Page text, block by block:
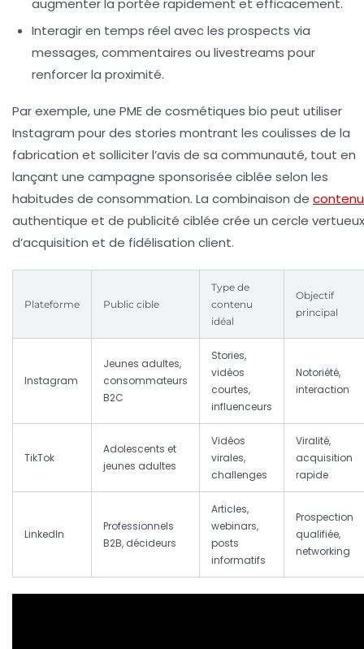
augmenter la portée rapidement et efficacement.
Interagir en temps réel avec les prospects via
messages, commentaires ou livestreams pour
renforcer la proximité.
Par exemple, une PME de cosmétiques bio peut utiliser
Instagram pour des stories montrant les coulisses de la
fabrication et solliciter l’avis de sa communauté, tout en
lançant une campagne sponsorisée ciblée selon les
habitudes de consommation. La combinaison de contenu
authentique et de publicité ciblée crée un cercle vertueux
d’acquisition et de fidélisation client.
Plateforme Public cible
Type de
contenu
idéal
Objectif
principal
Instagram
Jeunes adultes,
consommateurs
B2C
Stories,
vidéos
courtes,
influenceurs
Notoriété,
interaction
TikTok
Adolescents et
jeunes adultes
Vidéos
virales,
challenges
Viralité,
acquisition
rapide
LinkedIn
Professionnels
B2B, décideurs
Articles,
webinars,
posts
informatifs
Prospection
qualifiée,
networking